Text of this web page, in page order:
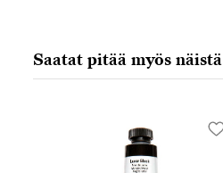
Saatat pitää myös näistä